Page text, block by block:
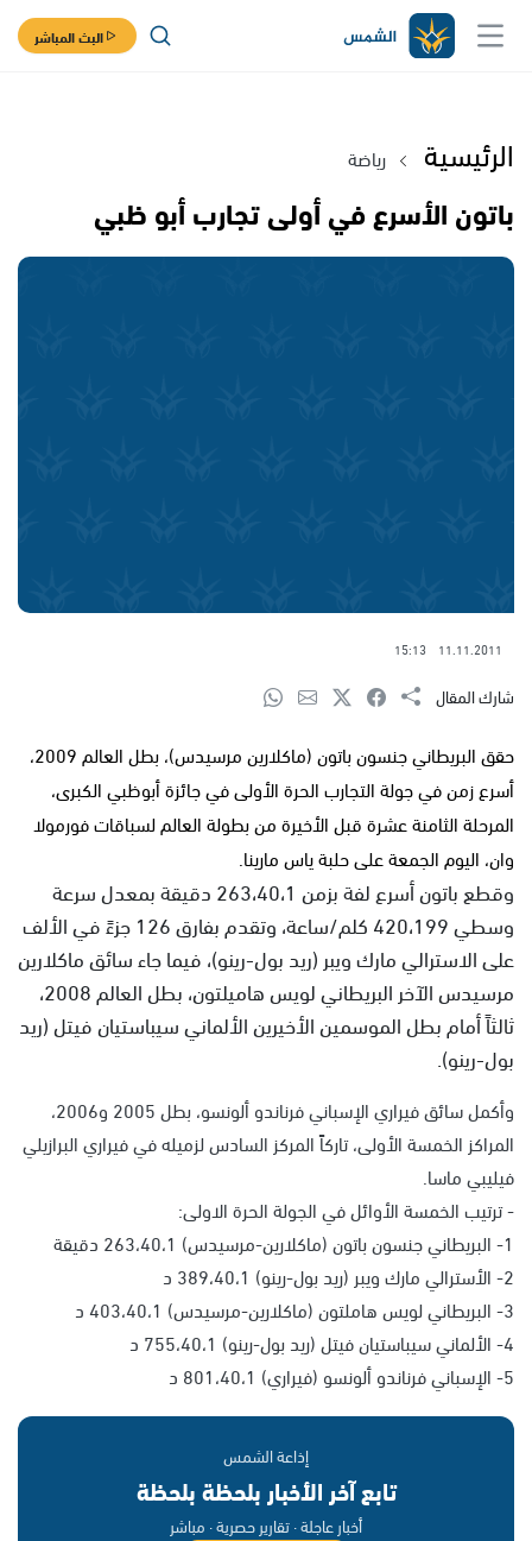
البث المباشر
الرئيسية رياضة
باتون الأسرع في أولى تجارب أبو ظبي
11.11.2011
15:13
شارك المقال
حقق البريطاني جنسون باتون (ماكلارين مرسيدس)، بطل العالم 2009،
أسرع زمن في جولة التجارب الحرة الأولى في جائزة أبوظبي الكبرى،
المرحلة الثامنة عشرة قبل الأخيرة من بطولة العالم لسباقات فورمولا
وان، اليوم الجمعة على حلبة ياس مارينا.
وقطع باتون أسرع لفة بزمن 263،40،1 دقيقة بمعدل سرعة
وسطي 420،199 كلم/ساعة، وتقدم بفارق 126 جزءً في الألف
على الاسترالي مارك ويبر (ريد بول-رينو)، فيما جاء سائق ماكلارين
مرسيدس الآخر البريطاني لويس هاميلتون، بطل العالم 2008،
ثالثاً أمام بطل الموسمين الأخيرين الألماني سيباستيان فيتل (ريد
بول-رينو).
وأكمل سائق فيراري الإسباني فرناندو ألونسو، بطل 2005 و2006،
المراكز الخمسة الأولى، تاركاً المركز السادس لزميله في فيراري البرازيلي
فيليبي ماسا.
- ترتيب الخمسة الأوائل في الجولة الحرة الاولى:
1- البريطاني جنسون باتون (ماكلارين-مرسيدس) 263،40،1 دقيقة
2- الأسترالي مارك ويبر (ريد بول-رينو) 389،40،1 د
3- البريطاني لويس هاملتون (ماكلارين-مرسيدس) 403،40،1 د
4- الألماني سيباستيان فيتل (ريد بول-رينو) 755،40،1 د
5- الإسباني فرناندو ألونسو (فيراري) 801،40،1 د
إذاعة الشمس
تابع آخر الأخبار بلحظة بلحظة
أخبار عاجلة · تقارير حصرية · مباشر